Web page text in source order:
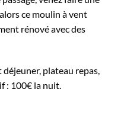
ce moulin à vent
rénové avec des
plateau repas,
: 100€ la nuit.